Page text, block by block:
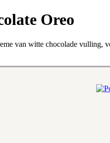
Oreo
van witte chocolade vulling,